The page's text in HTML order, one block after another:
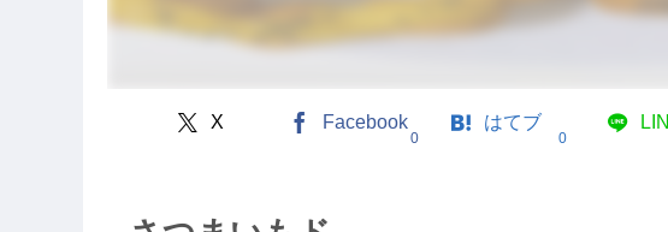
X Facebook
0
はてブ
0